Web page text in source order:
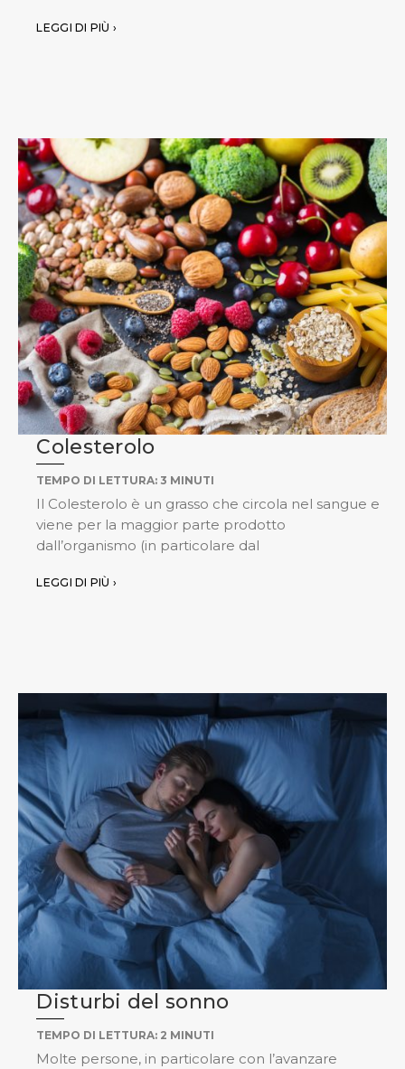
LEGGI DI PIÙ ›
Colesterolo
TEMPO DI LETTURA: 3 MINUTI
Il Colesterolo è un grasso che circola nel sangue e
viene per la maggior parte prodotto
dall’organismo (in particolare dal
LEGGI DI PIÙ ›
Disturbi del sonno
TEMPO DI LETTURA: 2 MINUTI
Molte persone, in particolare con l’avanzare